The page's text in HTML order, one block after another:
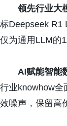
领先行业大
标Deepseek R1
仅为通用LLM的
AI赋能智能
行业knowhow全
效噪声，保留高